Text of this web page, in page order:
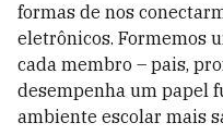
formas de nos
eletrônicos. Formemos
cada membro – pais,
desempenha um papel
ambiente escolar mais